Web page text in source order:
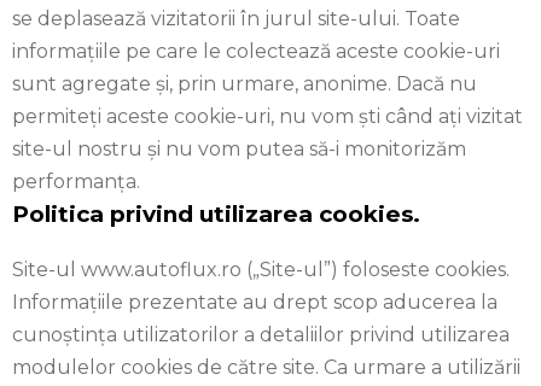
se deplasează vizitatorii în jurul site-ului. Toate
informațiile pe care le colectează aceste cookie-uri
sunt agregate și, prin urmare, anonime. Dacă nu
permiteți aceste cookie-uri, nu vom ști când ați vizitat
site-ul nostru și nu vom putea să-i monitorizăm
performanța.
Politica privind utilizarea cookies.
Site-ul www.autoflux.ro („Site-ul”) foloseste cookies.
Informațiile prezentate au drept scop aducerea la
cunoștința utilizatorilor a detaliilor privind utilizarea
modulelor cookies de către site. Ca urmare a utilizării